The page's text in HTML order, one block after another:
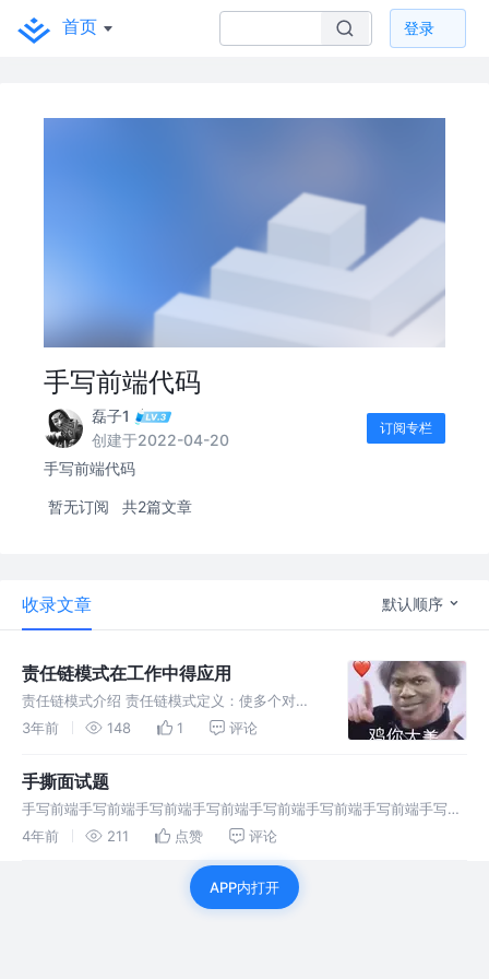
首页 登录
手写前端代码
磊子1
创建于2022-04-20
订阅专栏
手写前端代码
暂无订阅 共2篇文章
收录文章 默认顺序
责任链模式在工作中得应用
责任链模式介绍 责任链模式定义：使多个对象
都有机会处理请求，从而避免请求的发送者和接
并沿着这条链传递该请求，直到有一个对象处理
它为止。 责任链模式的优点： 1
3年前 148 1 评论
手撕面试题
手写前端手写前端手写前端手写前端手写前端手写前端手写前端手写前
端手写前端手写前端手写前端手写前端手写前端手写前端手写前端手写
4年前 211 点赞 评论
APP内打开